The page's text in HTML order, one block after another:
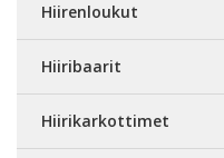
Hiirenloukut
Hiiribaarit
Hiirikarkottimet